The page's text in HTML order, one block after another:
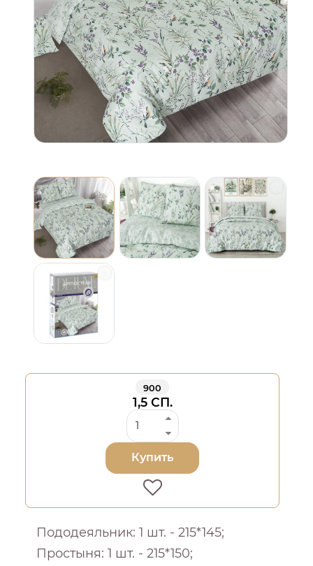
900
1,5 СП.
Купить
Пододеяльник: 1 шт. - 215*145;
Простыня: 1 шт. - 215*150;